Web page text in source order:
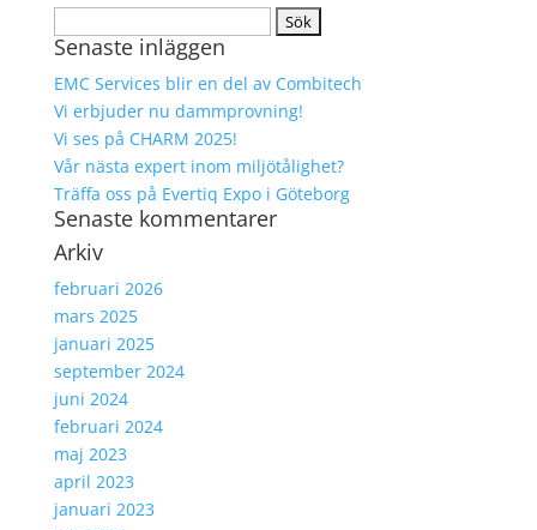
efter:
Senaste inläggen
EMC Services blir en del av Combitech
Vi erbjuder nu dammprovning!
Vi ses på CHARM 2025!
Vår nästa expert inom miljötålighet?
Träffa oss på Evertiq Expo i Göteborg
Senaste kommentarer
Arkiv
februari 2026
mars 2025
januari 2025
september 2024
juni 2024
februari 2024
maj 2023
april 2023
januari 2023